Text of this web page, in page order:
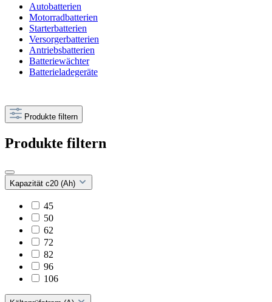
Autobatterien
Motorradbatterien
Starterbatterien
Versorgerbatterien
Antriebsbatterien
Batteriewächter
Batterieladegeräte
Produkte filtern
Produkte filtern
Kapazität c20 (Ah)
45
50
62
72
82
96
106